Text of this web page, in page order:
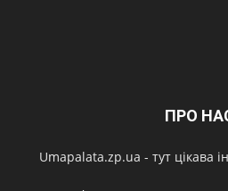
ПРО
Umapalata.zp.ua - тут цікава